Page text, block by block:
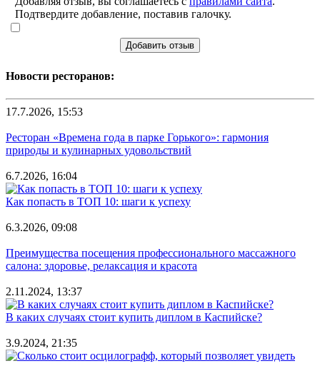
Подтвердите добавление, поставив галочку.
Добавить отзыв
Новости ресторанов:
17.7.2026, 15:53
Ресторан «Времена года в парке Горького»: гармония
природы и кулинарных удовольствий
6.7.2026, 16:04
Как попасть в ТОП 10: шаги к успеху
6.3.2026, 09:08
Преимущества посещения профессионального массажного
салона: здоровье, релаксация и красота
2.11.2024, 13:37
В каких случаях стоит купить диплом в Каспийске?
3.9.2024, 21:35